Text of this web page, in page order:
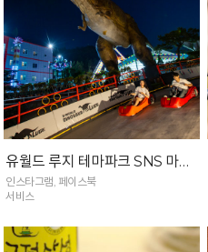
유월드 루지 테마파크 SNS 마케팅 운영 대행
인스타그램, 페이스북
서비스